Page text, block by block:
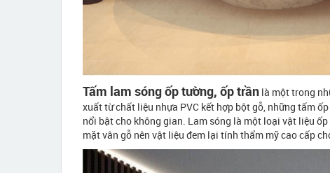
Tấm lam sóng ốp tường, ốp trần là một trong
xuất từ chất liệu nhựa PVC kết hợp bột gỗ, những tấm
nổi bật cho không gian. Lam sóng là một loại vật liệu
mặt vân gỗ nên vật liệu đem lại tính thẩm mỹ cao cấp